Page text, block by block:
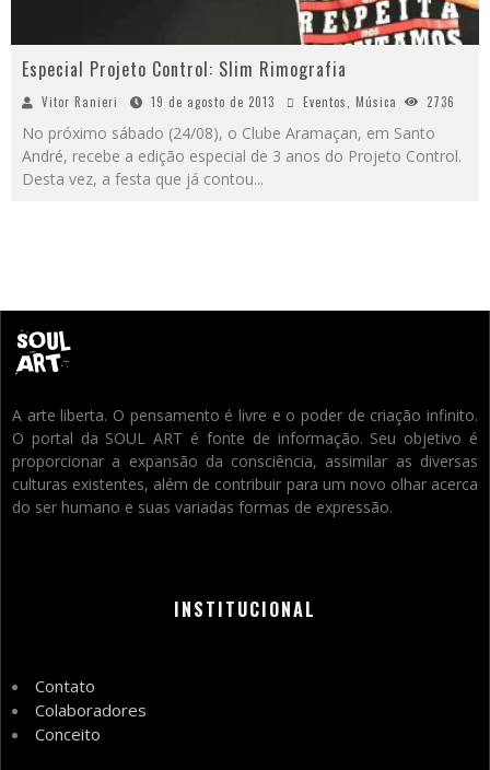
Especial Projeto Control: Slim Rimografia
Vitor Ranieri 19 de agosto de 2013 Eventos Música 2736
No próximo sábado (24/08), o Clube Aramaçan, em Santo
André, recebe a edição especial de 3 anos do Projeto Control.
Desta vez, a festa que já contou...
A arte liberta. O pensamento é livre e o poder de criação infinito.
O portal da SOUL ART é fonte de informação. Seu objetivo é
proporcionar a expansão da consciência, assimilar as diversas
culturas existentes, além de contribuir para um novo olhar acerca
do ser humano e suas variadas formas de expressão.
INSTITUCIONAL
Contato
Colaboradores
Conceito